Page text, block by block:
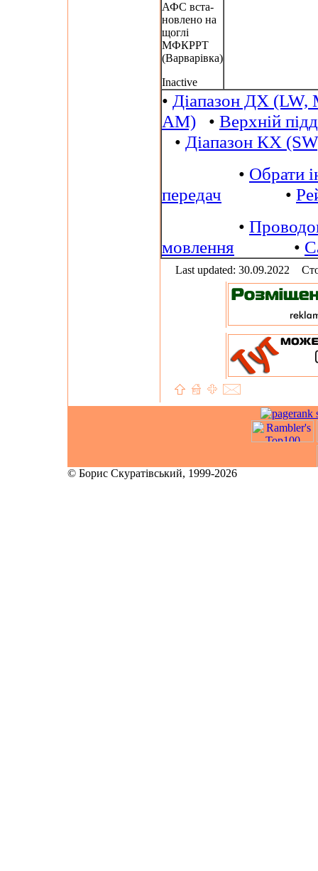
АФС вста-
новлено на
щоглі
МФКРРТ
(Варварівка)
Inactive
• Діапазон ДХ (LW,
AM) • Верхній
• Діапазон КХ
• Обрати
передач •
•
мовлення •
Last updated: 30.09.2022
© Борис Скуратівський, 1999-2026